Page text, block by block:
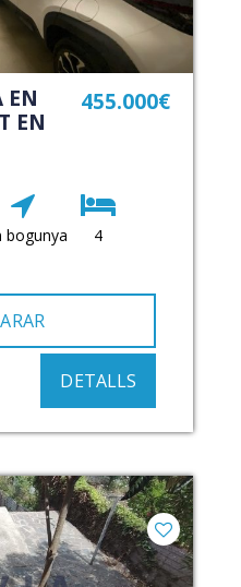
EN
EN
455.000€
bogunya 4
DETALLS